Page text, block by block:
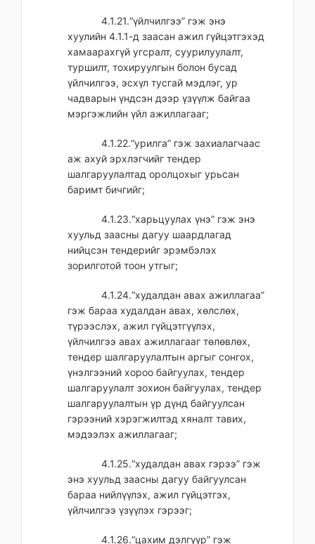
4.1.21.“үйлчилгээ” гэж энэ
хуулийн 4.1.1-д заасан ажил гүйцэтгэхэд
хамаарахгүй угсралт, суурилуулалт,
туршилт, тохируулгын болон бусад
үйлчилгээ, эсхүл тусгай мэдлэг, ур
чадварын үндсэн дээр үзүүлж байгаа
мэргэжлийн үйл ажиллагааг;
4.1.22.“урилга” гэж захиалагчаас
аж ахуй эрхлэгчийг тендер
шалгаруулалтад оролцохыг урьсан
баримт бичгийг;
4.1.23.“харьцуулах үнэ” гэж энэ
хуульд заасны дагуу шаардлагад
нийцсэн тендерийг эрэмбэлэх
зорилготой тоон утгыг;
4.1.24.“худалдан авах ажиллагаа”
гэж бараа худалдан авах, хөлслөх,
түрээслэх, ажил гүйцэтгүүлэх,
үйлчилгээ авах ажиллагааг төлөвлөх,
тендер шалгаруулалтын аргыг сонгох,
үнэлгээний хороо байгуулах, тендер
шалгаруулалт зохион байгуулах, тендер
шалгаруулалтын үр дүнд байгуулсан
гэрээний хэрэгжилтэд хяналт тавих,
мэдээлэх ажиллагааг;
4.1.25.“худалдан авах гэрээ” гэж
энэ хуульд заасны дагуу байгуулсан
бараа нийлүүлэх, ажил гүйцэтгэх,
үйлчилгээ үзүүлэх гэрээг;
4.1.26.“цахим дэлгүүр” гэж